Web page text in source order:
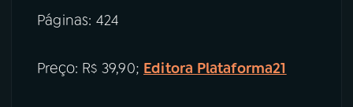
Páginas: 424
Preço: R$ 39,90; Editora Plataforma21